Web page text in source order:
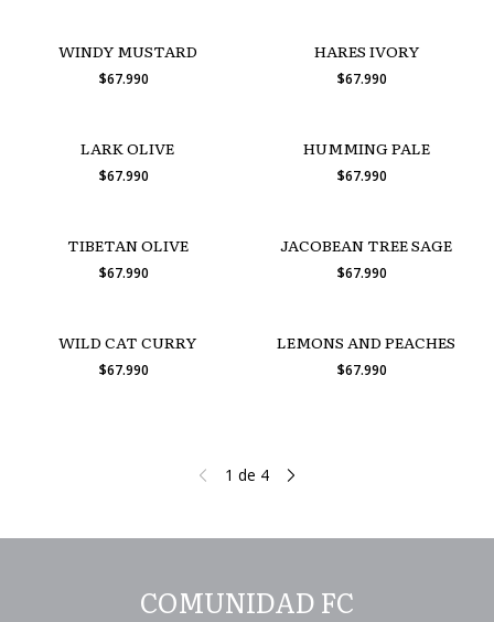
WINDY MUSTARD
$67.990
HARES IVORY
$67.990
LARK OLIVE
$67.990
HUMMING PALE
$67.990
TIBETAN OLIVE
$67.990
JACOBEAN TREE SAGE
$67.990
WILD CAT CURRY
$67.990
LEMONS AND PEACHES
$67.990
1 de 4
COMUNIDAD FC